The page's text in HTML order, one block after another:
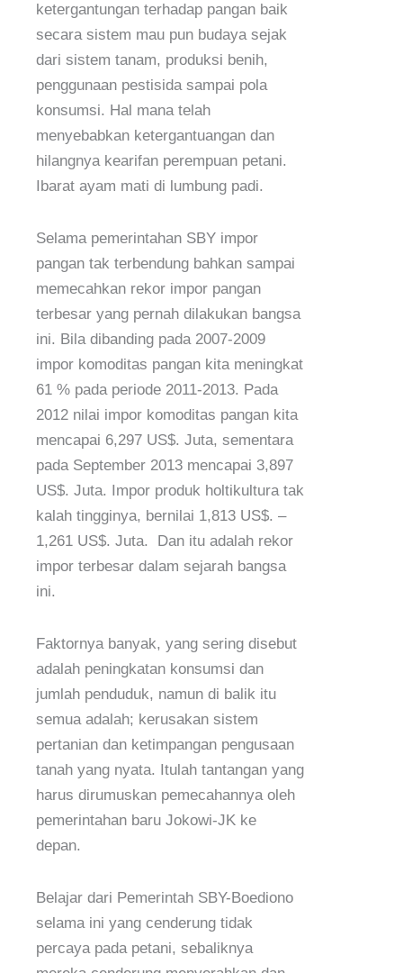
ketergantungan terhadap pangan baik
secara sistem mau pun budaya sejak
dari sistem tanam, produksi benih,
penggunaan pestisida sampai pola
konsumsi. Hal mana telah
menyebabkan ketergantuangan dan
hilangnya kearifan perempuan petani.
Ibarat ayam mati di lumbung padi.
Selama pemerintahan SBY impor
pangan tak terbendung bahkan sampai
memecahkan rekor impor pangan
terbesar yang pernah dilakukan bangsa
ini. Bila dibanding pada 2007-2009
impor komoditas pangan kita meningkat
61 % pada periode 2011-2013. Pada
2012 nilai impor komoditas pangan kita
mencapai 6,297 US$. Juta, sementara
pada September 2013 mencapai 3,897
US$. Juta. Impor produk holtikultura tak
kalah tingginya, bernilai 1,813 US$. –
1,261 US$. Juta. Dan itu adalah rekor
impor terbesar dalam sejarah bangsa
ini.
Faktornya banyak, yang sering disebut
adalah peningkatan konsumsi dan
jumlah penduduk, namun di balik itu
semua adalah; kerusakan sistem
pertanian dan ketimpangan pengusaan
tanah yang nyata. Itulah tantangan yang
harus dirumuskan pemecahannya oleh
pemerintahan baru Jokowi-JK ke
depan.
Belajar dari Pemerintah SBY-Boediono
selama ini yang cenderung tidak
percaya pada petani, sebaliknya